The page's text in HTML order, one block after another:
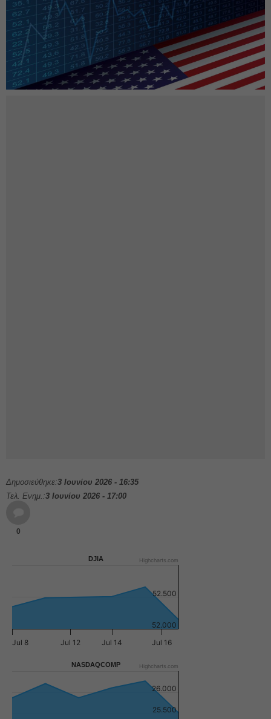
Δημοσιεύθηκε:3 Ιουνίου 2026 - 16:35
Τελ. Ενημ.:3 Ιουνίου 2026 - 17:00
0
DJIA
Jul 8 Jul 12 Jul 14 Jul 16
52.000
52.500
Highcharts.com
NASDAQCOMP
25.500
26.000
Highcharts.com